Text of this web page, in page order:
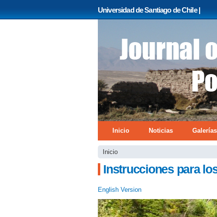
Universidad de Santiago de Chile |
Menú principal
Inicio Noticias Galerías
Se encuentra usted
Inicio
Instrucciones para
English Version
imagen04.jpg